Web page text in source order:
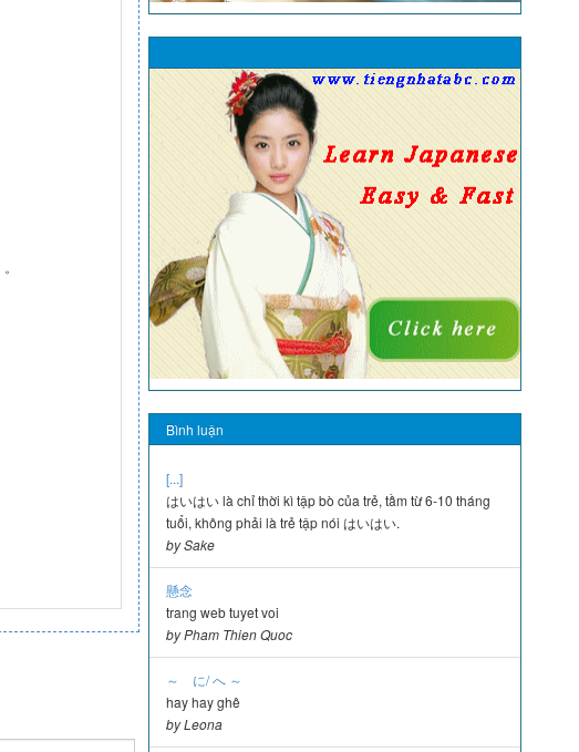
。
Bình luận
[...]
はいはい là chỉ thời kì tập bò của trẻ, tầm từ 6-10 tháng
tuổi, không phải là trẻ tập nói はいはい.
by Sake
懸念
trang web tuyet voi
by Pham Thien Quoc
～ に/ へ ～
hay hay ghê
by Leona